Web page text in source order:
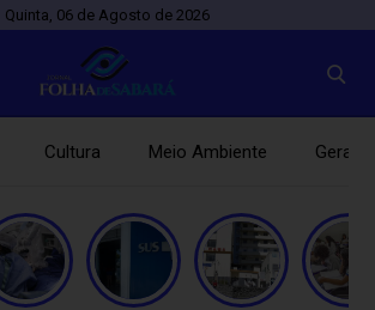
Quinta, 06 de Agosto de 2026
Cultura Meio Ambiente Gerais